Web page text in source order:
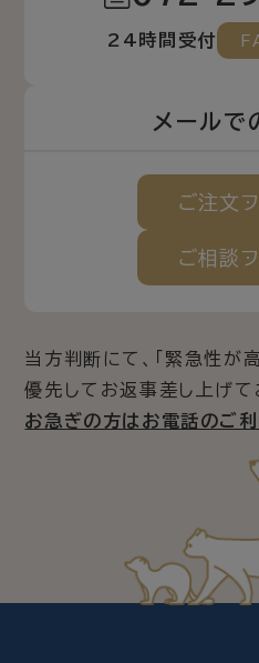
24時間受付
メールで
ご注文
ご相談
当方判断にて、「緊急性が
優先してお返事差し上げて
お急ぎの方はお電話のご利